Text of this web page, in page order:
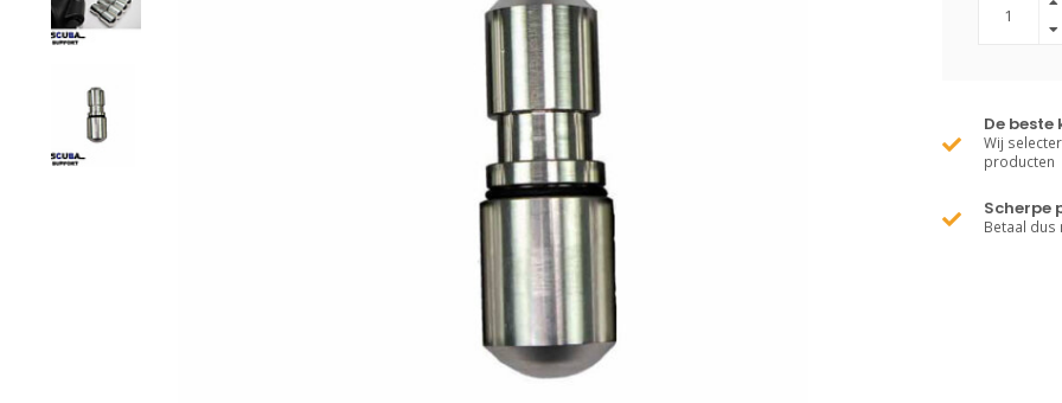
De beste
Wij
producten
Scherpe
Betaal dus